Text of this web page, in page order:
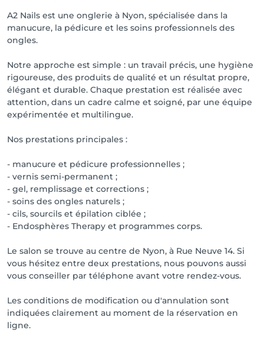
A2 Nails est une onglerie à Nyon, spécialisée dans la
manucure, la pédicure et les soins professionnels des
ongles.
Notre approche est simple : un travail précis, une hygiène
rigoureuse, des produits de qualité et un résultat propre,
élégant et durable. Chaque prestation est réalisée avec
attention, dans un cadre calme et soigné, par une équipe
expérimentée et multilingue.
Nos prestations principales :
- manucure et pédicure professionnelles ;
- vernis semi-permanent ;
- gel, remplissage et corrections ;
- soins des ongles naturels ;
- cils, sourcils et épilation ciblée ;
- Endosphères Therapy et programmes corps.
Le salon se trouve au centre de Nyon, à Rue Neuve 14. Si
vous hésitez entre deux prestations, nous pouvons aussi
vous conseiller par téléphone avant votre rendez-vous.
Les conditions de modification ou d'annulation sont
indiquées clairement au moment de la réservation en
ligne.